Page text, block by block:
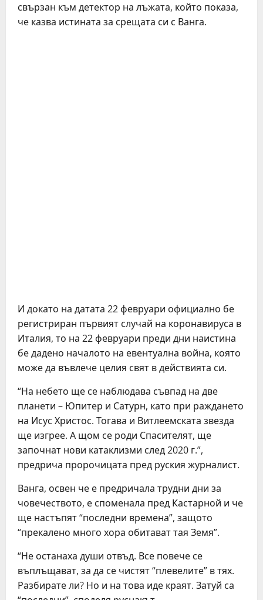
свързан към детектор на лъжата, който показа,
че казва истината за срещата си с Ванга.
И докато на датата 22 февруари официално бе
регистриран първият случай на коронавируса в
Италия, то на 22 февруари преди дни наистина
бе дадено началото на евентуална война, която
може да въвлече целия свят в действията си.
“На небето ще се наблюдава съвпад на две
планети – Юпитер и Сатурн, като при раждането
на Исус Христос. Тогава и Витлеемската звезда
ще изгрее. А щом се роди Спасителят, ще
започнат нови катаклизми след 2020 г.”,
предрича пророчицата пред руския журналист.
Ванга, освен че е предричала трудни дни за
човечеството, е споменала пред Кастарной и че
ще настъпят “последни времена”, защото
“прекалено много хора обитават тая Земя”.
“Не останаха души отвъд. Все повече се
въплъщават, за да се чистят “плевелите” в тях.
Разбирате ли? Но и на това иде краят. Затуй са